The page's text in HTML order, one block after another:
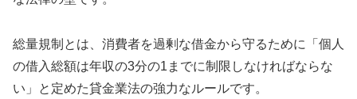
総量規制とは、消費者を過剰な借金から守るために「個人
の借入総額は年収の3分の1までに制限しなければならな
い」と定めた貸金業法の強力なルールです。